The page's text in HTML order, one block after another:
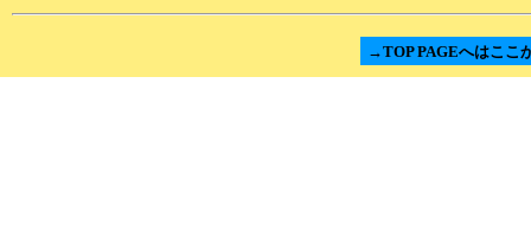
→TOP PAGEへはここ